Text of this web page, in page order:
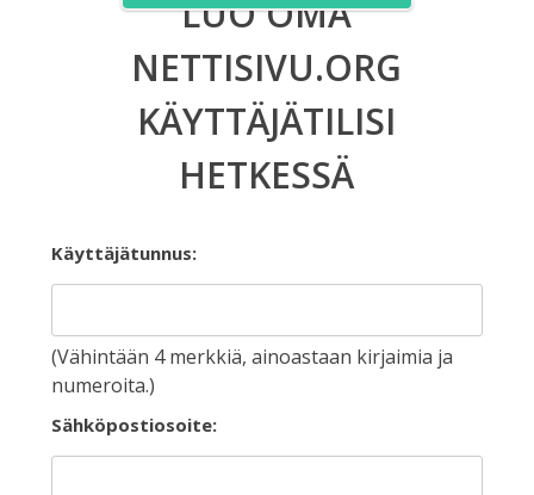
LUO OMA
NETTISIVU.ORG
KÄYTTÄJÄTILISI
HETKESSÄ
Käyttäjätunnus:
(Vähintään 4 merkkiä, ainoastaan kirjaimia ja
numeroita.)
Sähköpostiosoite: